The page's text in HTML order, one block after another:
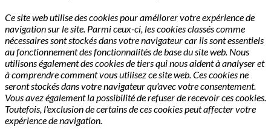
Ce site web utilise des cookies pour améliorer votre expérience de
navigation sur le site. Parmi ceux-ci, les cookies classés comme
nécessaires sont stockés dans votre navigateur car ils sont essentiels
au fonctionnement des fonctionnalités de base du site web. Nous
utilisons également des cookies de tiers qui nous aident à analyser et
à comprendre comment vous utilisez ce site web. Ces cookies ne
seront stockés dans votre navigateur qu'avec votre consentement.
Vous avez également la possibilité de refuser de recevoir ces cookies.
Toutefois, l'exclusion de certains de ces cookies peut affecter votre
expérience de navigation.